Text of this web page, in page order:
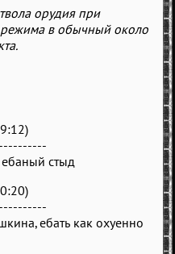
орудия при
режима в обычный около
ебаный стыд
ебать как охуенно